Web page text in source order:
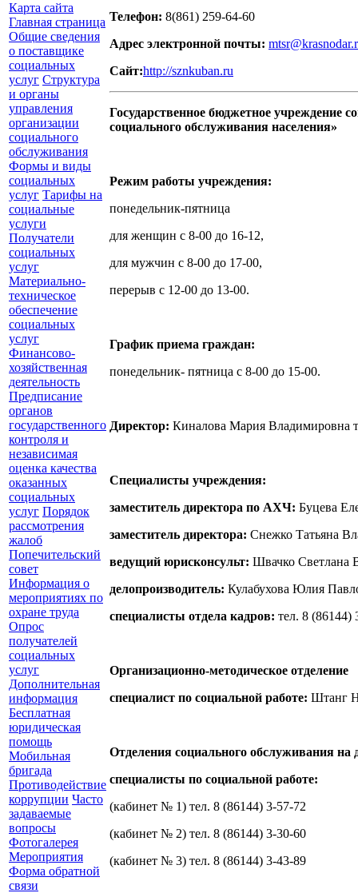
Карта сайта
Главная страница
Общие сведения
о поставщике
социальных
услуг Структура
и органы
управления
организации
социального
обслуживания
Формы и виды
социальных
услуг Тарифы на
социальные
услуги
Получатели
социальных
услуг
Материально-
техническое
обеспечение
социальных
услуг
Финансово-
хозяйственная
деятельность
Предписание
органов
государственного
контроля и
независимая
оценка качества
оказанных
социальных
услуг Порядок
рассмотрения
жалоб
Попечительский
совет
Информация о
мероприятиях по
охране труда
Опрос
получателей
социальных
услуг
Дополнительная
информация
Бесплатная
юридическая
помощь
Мобильная
бригада
Противодействие
коррупции Часто
задаваемые
вопросы
Фотогалерея
Мероприятия
Форма обратной
связи
Телефон: 8(861) 259-64-60
Адрес электронной почты:
Сайт:http://sznkuban.ru
Государственное бюджетное учреждение
социального обслуживания населения»
Режим работы учреждения:
понедельник-пятница
для женщин с 8-00 до 16-12,
для мужчин с 8-00 до 17-00,
перерыв с 12-00 до 13-00.
График приема граждан:
понедельник- пятница с 8-00 до 15-00.
Директор: Киналова Мария Владимировна
Специалисты учреждения:
заместитель директора по АХЧ: Буцева
заместитель директора: Снежко Татьяна
ведущий юрисконсульт: Швачко Светлана
делопроизводитель: Кулабухова Юлия
специалисты отдела кадров: тел. 8
Организационно-методическое отделение
специалист по социальной работе: Штанг
Отделения социального обслуживания на
специалисты по социальной работе:
(кабинет № 1) тел. 8 (86144) 3-57-72
(кабинет № 2) тел. 8 (86144) 3-30-60
(кабинет № 3) тел. 8 (86144) 3-43-89